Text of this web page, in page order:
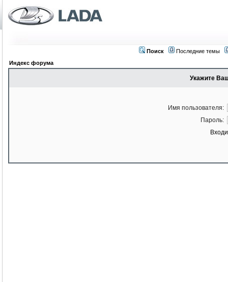
Поиск
Последние темы
Индекс форума
Укажите
Имя пользователя:
Пароль: